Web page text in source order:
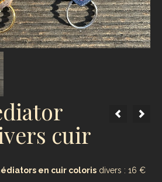
cuir
en cuir coloris divers : 16 €